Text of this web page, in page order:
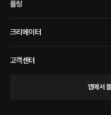
플링
크리에이터
고객센터
앱에서